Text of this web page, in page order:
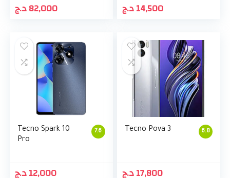
82,000د.ج 14,500د.ج
7.6
Tecno Spark 10
Pro
12,000د.ج
6.8
Tecno Pova 3
17,800د.ج